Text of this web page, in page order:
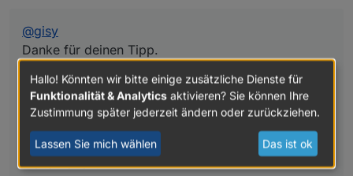
weiterhelfen?
@gisy
Danke für deinen Tipp.
Habe JsonPath Bindingin zusammenhang mit
IoBroker gegoogelt und nicht wirklich was
Kannst du mir vielleicht trotzdem irgendwie
weiterhelfen?
Hallo! Könnten wir bitte einige zusätzliche Dienste für
Funktionalität & Analytics aktivieren? Sie können Ihre
Zustimmung später jederzeit ändern oder zurückziehen.
Lassen Sie mich wählen Das ist ok